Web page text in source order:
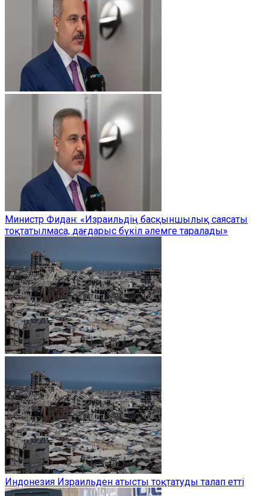
Министр Фидан: «Израильдің басқыншылық саясаты
тоқтатылмаса, дағдарыс бүкіл әлемге таралады»
Индонезия Израильден атысты тоқтатуды талап етті